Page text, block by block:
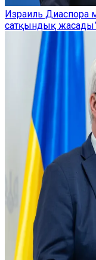
Израиль Диаспора
сатқындық